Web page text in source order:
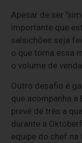
Apesar de ser
importante que
salsichões seja
o que torna essa
o volume de
Outro desafio é
que acompanha a
prevê de três a
durante a
equipe do chef